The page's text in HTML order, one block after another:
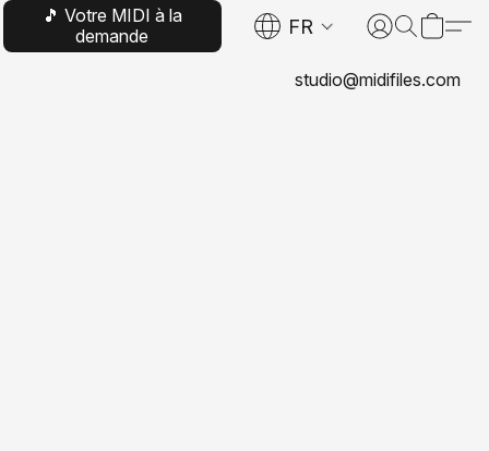
🎵 Votre MIDI à la
demande
FR
studio@midifiles.com